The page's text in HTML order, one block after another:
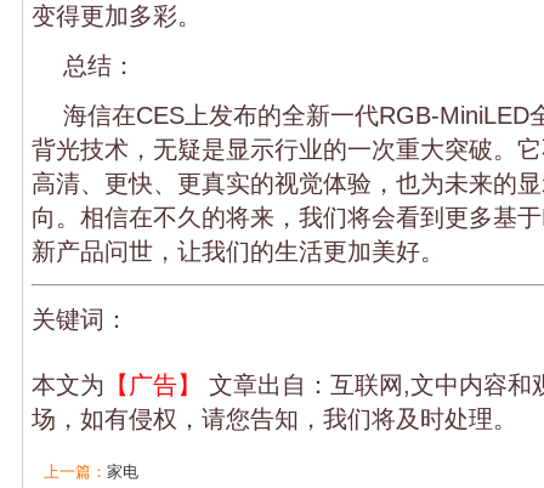
变得更加多彩。
总结：
海信在CES上发布的全新一代RGB-MiniLED
背光技术，无疑是显示行业的一次重大突破。
高清、更快、更真实的视觉体验，也为未来的
向。相信在不久的将来，我们将会看到更多基
新产品问世，让我们的生活更加美好。
关键词：
本文为 【广告】
文章出自：互联网,文中内容和
场，如有侵权，请您告知，我们将及时处理。
上一篇： 家电